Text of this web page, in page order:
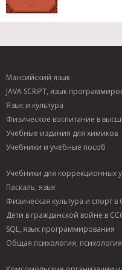
Мансийский язык
JAVA SCRIPT, язык
Язык и культура
Физическое воспитание в
Учебные издания для химиков
Учебники и учебные пособ
Учебники для коррекционных
Паскаль, язык
Физическая культура и спорт в
Дети в гражданской войне в
SQL, язык программирования
Общая психология,